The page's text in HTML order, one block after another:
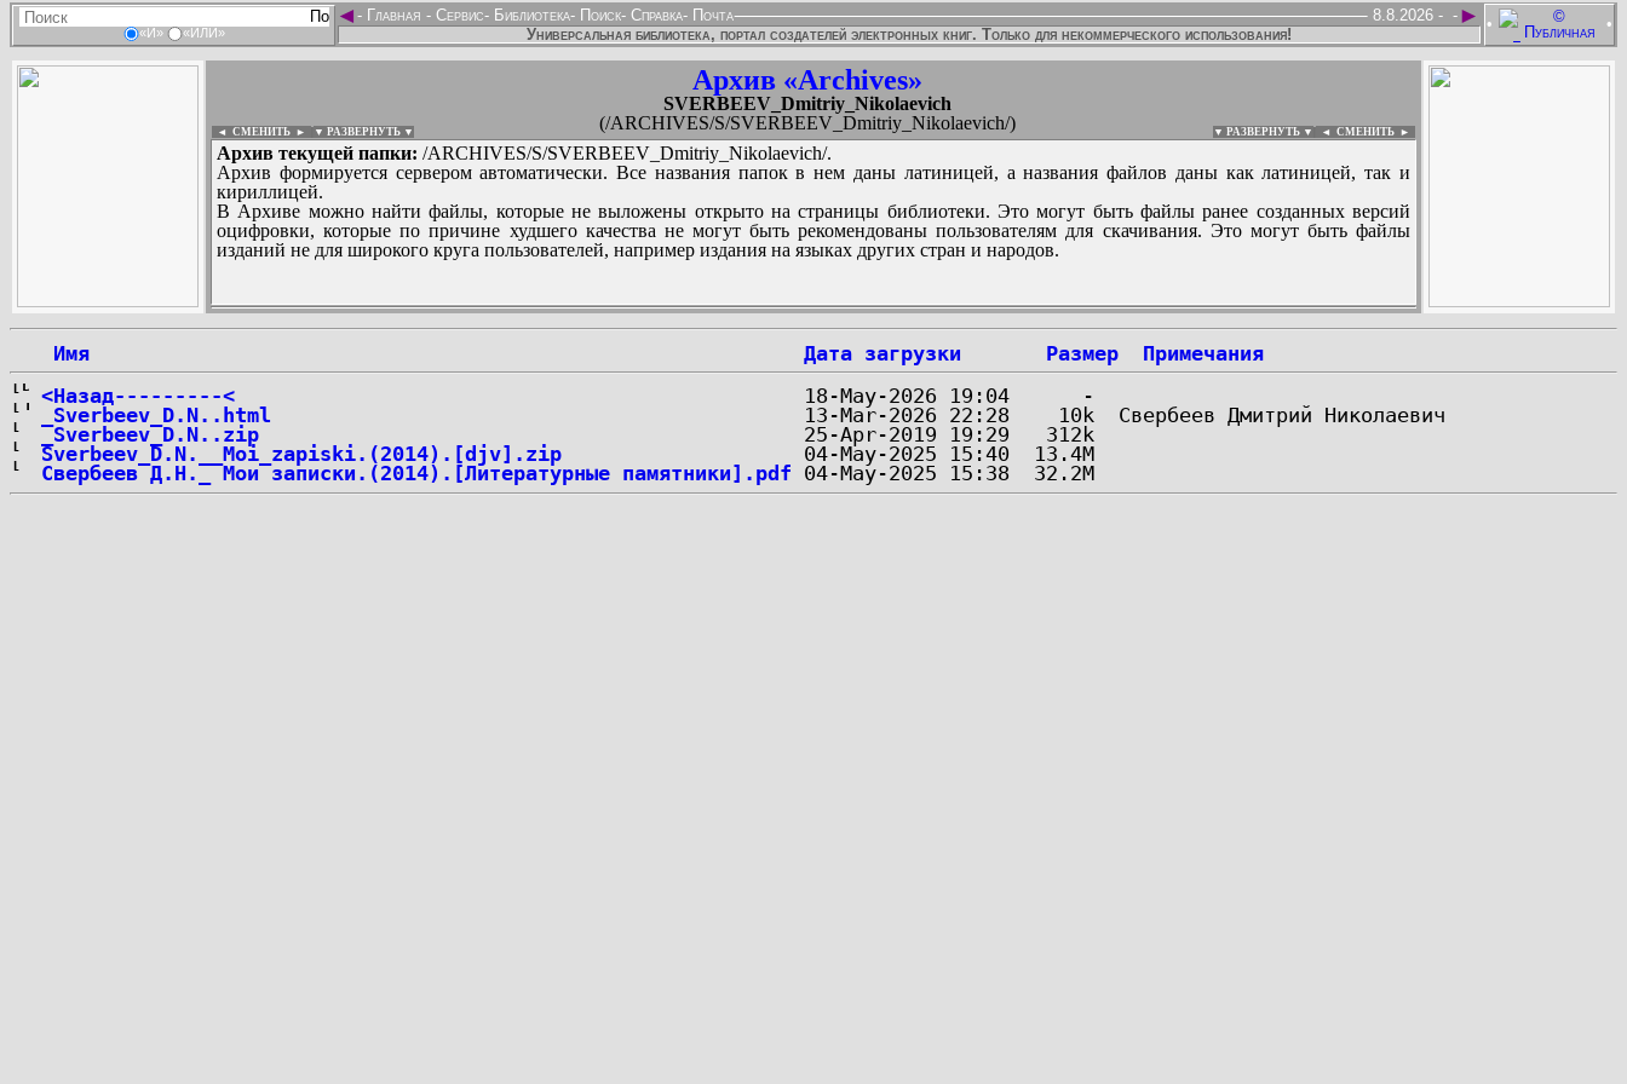
«И» «ИЛИ»
• •
◄ ►
- Главная - Сервис- Библиотека- Поиск- Справка- Почта -
8.8.2026 -
Универсальная библиотека, портал создателей электронных книг. Только для некоммерческого использования!
Архив «Archives»
SVERBEEV_Dmitriy_Nikolaevich
(/ARCHIVES/S/SVERBEEV_Dmitriy_Nikolaevich/)
◄ СМЕНИТЬ ► ▼ РАЗВЕРНУТЬ ▼ ▼ РАЗВЕРНУТЬ ▼ ◄ СМЕНИТЬ ►
Архив текущей папки: /ARCHIVES/S/SVERBEEV_Dmitriy_Nikolaevich/.
Архив формируется сервером автоматически. Все названия папок в нем даны латиницей, а названия файлов даны как латиницей, так и
кириллицей.
В Архиве можно найти файлы, которые не выложены открыто на страницы библиотеки. Это могут быть файлы ранее созданных версий
оцифровки, которые по причине худшего качества не могут быть рекомендованы пользователям для скачивания. Это могут быть файлы
изданий не для широкого круга пользователей, например издания на языках других стран и народов.
:
...
Имя Дата загрузки Размер
Примечания
<Назад---------<
_Sverbeev_D.N..html
_Sverbeev_D.N..zip
Sverbeev_D.N.__Moi_zapiski.(2014).[djv].zip
Свербеев Д.Н._ Мои записки.(2014).[Литературные памятники].pdf